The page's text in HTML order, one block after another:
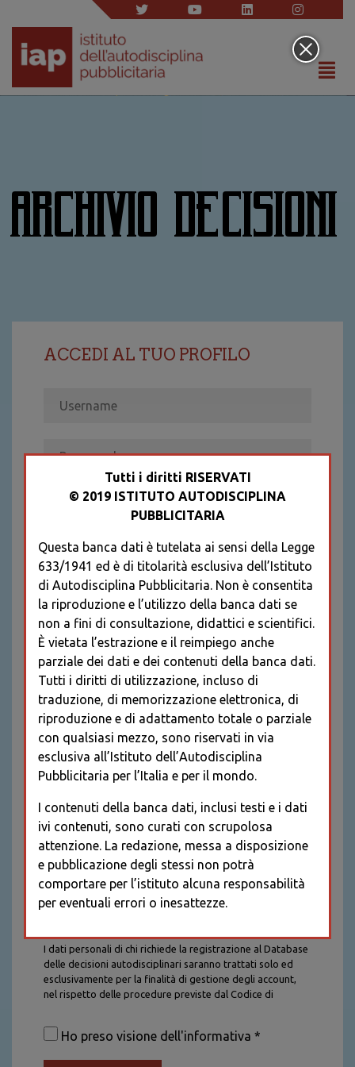
ARCHIVIO DECISIONI
ACCEDI AL TUO PROFILO
Recupera password
REGISTRATI
* I CAMPI CONTRASSEGNATI SONO
OBBLIGATORI
I dati personali di chi richiede la registrazione al Database
delle decisioni autodisciplinari saranno trattati solo ed
esclusivamente per la finalità di gestione degli account,
nel rispetto delle procedure previste dal Codice di
saranno trattati con tutte le cautele richieste dalla legge e
saranno conservati per la durata stabilita caso per caso
Ho preso visione dell'informativa *
Tutti i diritti RISERVATI
© 2019 ISTITUTO AUTODISCIPLINA
PUBBLICITARIA
Questa banca dati è tutelata ai sensi della Legge
633/1941 ed è di titolarità esclusiva dell’Istituto
di Autodisciplina Pubblicitaria. Non è consentita
la riproduzione e l’utilizzo della banca dati se
non a fini di consultazione, didattici e scientifici.
È vietata l’estrazione e il reimpiego anche
parziale dei dati e dei contenuti della banca dati.
Tutti i diritti di utilizzazione, incluso di
traduzione, di memorizzazione elettronica, di
riproduzione e di adattamento totale o parziale
con qualsiasi mezzo, sono riservati in via
esclusiva all’Istituto dell’Autodisciplina
Pubblicitaria per l’Italia e per il mondo.
I contenuti della banca dati, inclusi testi e i dati
ivi contenuti, sono curati con scrupolosa
attenzione. La redazione, messa a disposizione
e pubblicazione degli stessi non potrà
comportare per l’istituto alcuna responsabilità
per eventuali errori o inesattezze.